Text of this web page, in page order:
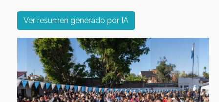
Ver resumen generado por IA